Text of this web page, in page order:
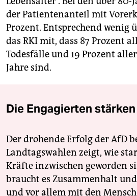
der Patientenanteil mit
Prozent. Entsprechend wenig
das RKI mit, dass 87 Prozent
Todesfälle und 19 Prozent
Jahre sind.
Die Engagierten stärken
Der drohende Erfolg der AfD
Landtagswahlen zeigt, wie
Kräfte inzwischen geworden
braucht es Zusammenhalt
und vor allem mit den